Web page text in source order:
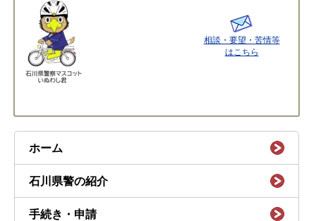
相談・要望・苦情等
はこちら
ホーム
石川県警の紹介
手続き・申請